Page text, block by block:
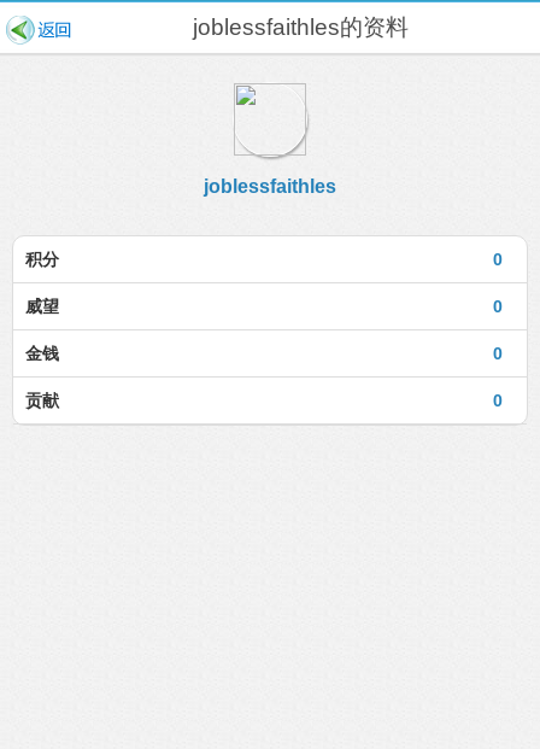
joblessfaithles的资料
joblessfaithles
0
积分
0
威望
0
金钱
0
贡献